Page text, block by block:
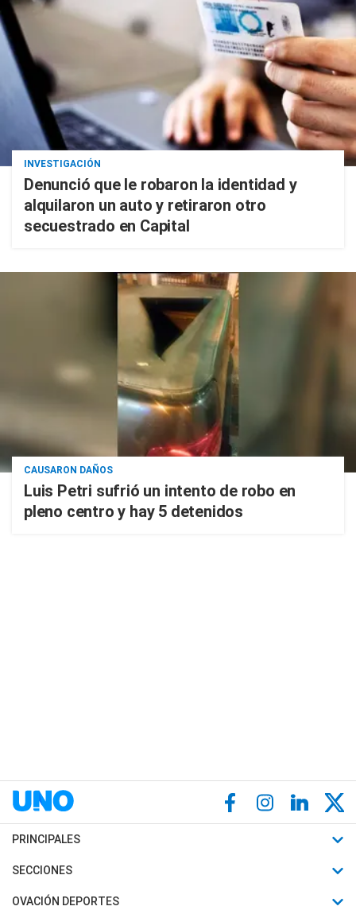
INVESTIGACIÓN
Denunció que le robaron la identidad y
alquilaron un auto y retiraron otro
secuestrado en Capital
CAUSARON DAÑOS
Luis Petri sufrió un intento de robo en
pleno centro y hay 5 detenidos
PRINCIPALES
Últimas Noticias
Política
SECCIONES
Horóscopo
OVACIÓN DEPORTES